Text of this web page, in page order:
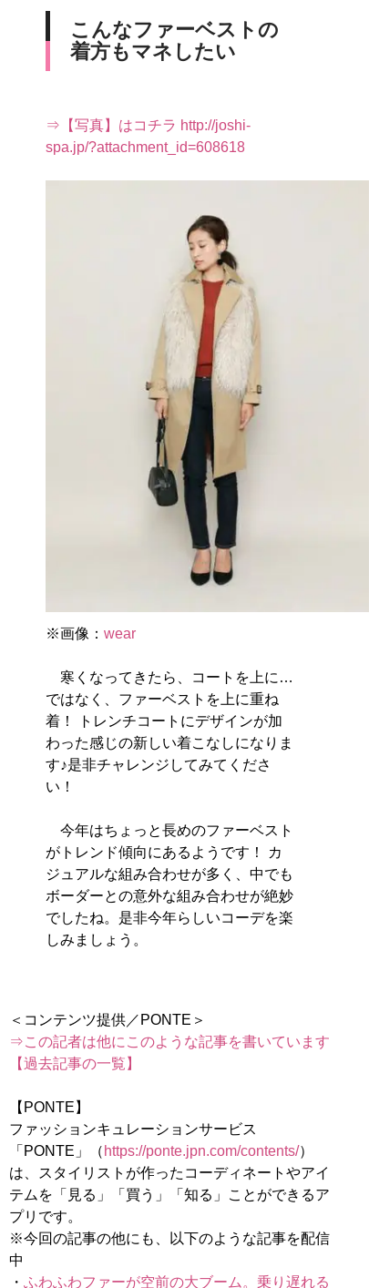
こんなファーベストの
着方もマネしたい
⇒【写真】はコチラ http://joshi-
spa.jp/?attachment_id=608618
※画像： wear
寒くなってきたら、コートを上に…
ではなく、ファーベストを上に重ね
着！ トレンチコートにデザインが加
わった感じの新しい着こなしになりま
す♪是非チャレンジしてみてくださ
い！
今年はちょっと長めのファーベスト
がトレンド傾向にあるようです！ カ
ジュアルな組み合わせが多く、中でも
ボーダーとの意外な組み合わせが絶妙
でしたね。是非今年らしいコーデを楽
しみましょう。
⇒この記者は他にこのような記事を書いています
【過去記事の一覧】
【PONTE】
ファッションキュレーションサービス
「PONTE」（ https://ponte.jpn.com/contents/）
は、スタイリストが作ったコーディネートやアイ
テムを「見る」「買う」「知る」ことができるア
プリです。
※今回の記事の他にも、以下のような記事を配信
中
・ ふわふわファーが空前の大ブーム。乗り遅れる